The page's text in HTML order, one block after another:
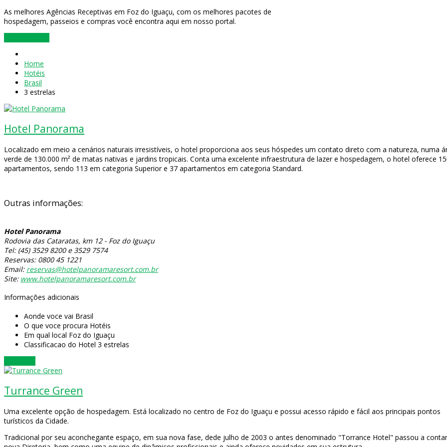
As melhores Agências Receptivas em Foz do Iguaçu, com os melhores pacotes de
hospedagem, passeios e compras você encontra aqui em nosso portal.
Home
Hotéis
Brasil
3 estrelas
Hotel Panorama
Localizado em meio a cenários naturais irresistíveis, o hotel proporciona aos seus hóspedes um contato direto com a natureza, numa
verde de 130.000 m² de matas nativas e jardins tropicais. Conta uma excelente infraestrutura de lazer e hospedagem, o hotel oferece
apartamentos, sendo 113 em categoria Superior e 37 apartamentos em categoria Standard.
Outras informações:
Hotel Panorama
Rodovia das Cataratas, km 12 - Foz do Iguaçu
Tel: (45) 3529 8200 e 3529 7574
Reservas: 0800 45 1221
Email: reservas@hotelpanoramaresort.com.br
Site: www.hotelpanoramaresort.com.br
Informações adicionais
Aonde voce vai Brasil
O que voce procura Hotéis
Em qual local Foz do Iguaçu
Classificacao do Hotel 3 estrelas
Turrance Green
Uma excelente opção de hospedagem. Está localizado no centro de Foz do Iguaçu e possui acesso rápido e fácil aos principais pontos
turísticos da Cidade.
Tradicional por seu aconchegante espaço, em sua nova fase, dede julho de 2003 o antes denominado "Torrance Hotel" passou a